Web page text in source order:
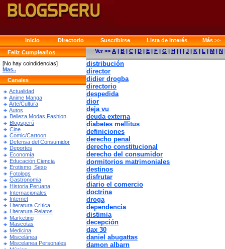
Inicio Directorio Suscribirse Lista de Interés
Más >>
Feliz Cumpleaños
[No hay coindidencias]
Mas..
Canales
Actualidad
Anime Manga
Arte/Cultura
Autos
Belleza Modas Fashion
Blogsperú
Cine
Comic/Cartoon
Defensa del Consumidor
Deportes
Economía
Educación Ciencia
Erotismo, Sexo
Fotologs
Gastronomia
Historia Peruana
Internacionales
Internet
Literatura Crítica
Literatura Relatos
Marketing
Mascotas
Medicina
Miscelánea
Miscelanea Personales
Ver >> A | B | C | D | E | F | G | H | I | J | K | L | M | N
distribución
director
didier drogba
directorio
despedida
dior
deja vu
deuda externa
diabetes mellitus
definiciones
derecho penal
derecho constitucional
derecho del consumidor
dormitorios matrimoniales
destinos
disfrutar
diario el comercio
doctrina
droga
dependencia
distimia
decepción
dax 30
daniel abugattas
damon albarn